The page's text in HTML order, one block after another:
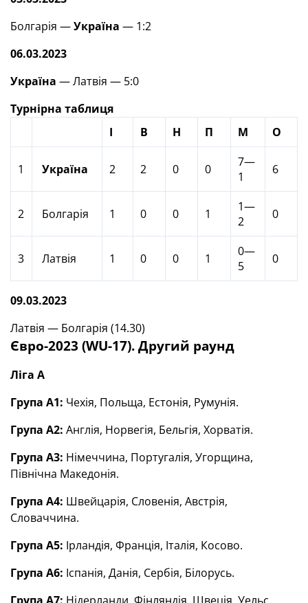
Болгарія —Україна — 1:2
06.03.2023
Україна — Латвія — 5:0
Турнірна таблиця
І
В Н П М О
1 Україна 2 2 0 0
7—
1
6
2 Болгарія 1 0 0 1
1—
2
0
3 Латвія 1 0 0 1
0—
5
0
09.03.2023
Латвія — Болгарія (14.30)
Євро-2023 (WU-17). Другий раунд
Ліга А
Група А1: Чехія, Польща, Естонія, Румунія.
Група А2: Англія, Норвегія, Бельгія, Хорватія.
Група А3: Німеччина, Португалія, Угорщина,
Північна Македонія.
Група А4: Швейцарія, Словенія, Австрія,
Словаччина.
Група А5: Ірландія, Франція, Італія, Косово.
Група А6: Іспанія, Данія, Сербія, Білорусь.